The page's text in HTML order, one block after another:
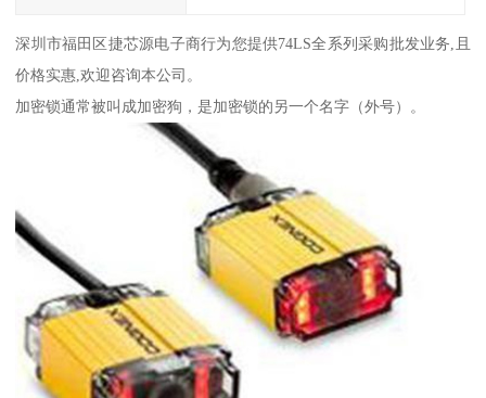
深圳市福田区捷芯源电子商行为您提供74LS全系列采购批发业务,且
价格实惠,欢迎咨询本公司。
加密锁通常被叫成加密狗，是加密锁的另一个名字（外号）。